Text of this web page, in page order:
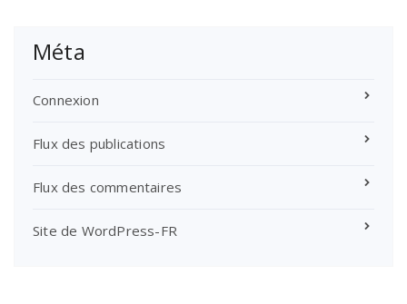
Méta
Connexion
Flux des publications
Flux des commentaires
Site de WordPress-FR